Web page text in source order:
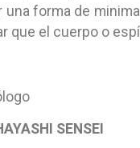
forma de
que el cuerpo o
SENSEI